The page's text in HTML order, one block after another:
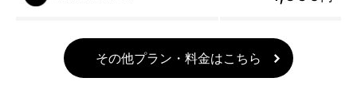
その他プラン・料金はこちら